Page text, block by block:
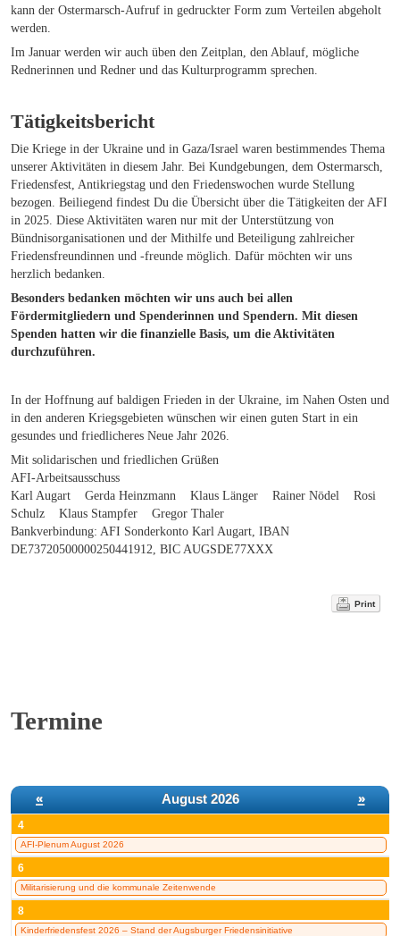
kann der Ostermarsch-Aufruf in gedruckter Form zum Verteilen abgeholt
werden.
Im Januar werden wir auch üben den Zeitplan, den Ablauf, mögliche
Rednerinnen und Redner und das Kulturprogramm sprechen.
Tätigkeitsbericht
Die Kriege in der Ukraine und in Gaza/Israel waren bestimmendes Thema
unserer Aktivitäten in diesem Jahr. Bei Kundgebungen, dem Ostermarsch,
Friedensfest, Antikriegstag und den Friedenswochen wurde Stellung
bezogen. Beiliegend findest Du die Übersicht über die Tätigkeiten der AFI
in 2025. Diese Aktivitäten waren nur mit der Unterstützung von
Bündnisorganisationen und der Mithilfe und Beteiligung zahlreicher
Friedensfreundinnen und -freunde möglich. Dafür möchten wir uns
herzlich bedanken.
Besonders bedanken möchten wir uns auch bei allen
Fördermitgliedern und Spenderinnen und Spendern. Mit diesen
Spenden hatten wir die finanzielle Basis, um die Aktivitäten
durchzuführen.
In der Hoffnung auf baldigen Frieden in der Ukraine, im Nahen Osten und
in den anderen Kriegsgebieten wünschen wir einen guten Start in ein
gesundes und friedlicheres Neue Jahr 2026.
Mit solidarischen und friedlichen Grüßen
AFI-Arbeitsausschuss
Karl Augart Gerda Heinzmann Klaus Länger Rainer Nödel Rosi
Schulz Klaus Stampfer Gregor Thaler
Bankverbindung: AFI Sonderkonto Karl Augart, IBAN
DE73720500000250441912, BIC AUGSDE77XXX
Print
Termine
« August 2026 »
4
AFI-Plenum August 2026
6
Militarisierung und die kommunale Zeitenwende
8
Kinderfriedensfest 2026 – Stand der Augsburger Friedensinitiative